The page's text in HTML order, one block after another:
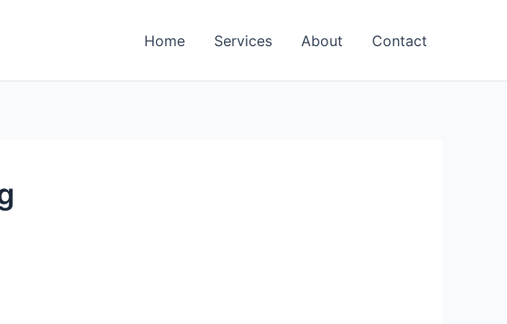
Home Services About Contact